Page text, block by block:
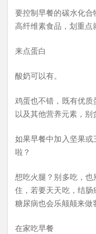
要控制早餐的碳水化
高纤维素食品，划重点
来点蛋白
酸奶可以有。
鸡蛋也不错，既有优
以及其他营养元素，别
如果早餐中加入坚果
啦？
想吃火腿？别多吃，
住，若要天天吃，结肠
糖尿病也会乐颠颠来做
在家吃早餐